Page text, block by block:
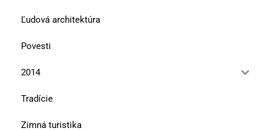
Ľudová architektúra
Povesti
2014
Tradície
Zimná turistika